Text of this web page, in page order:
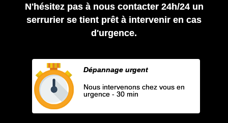
N'hésitez pas à nous contacter 24h/24 un
serrurier se tient prêt à intervenir en cas
d'urgence.
Dépannage urgent
Nous intervenons chez vous en
urgence - 30 min